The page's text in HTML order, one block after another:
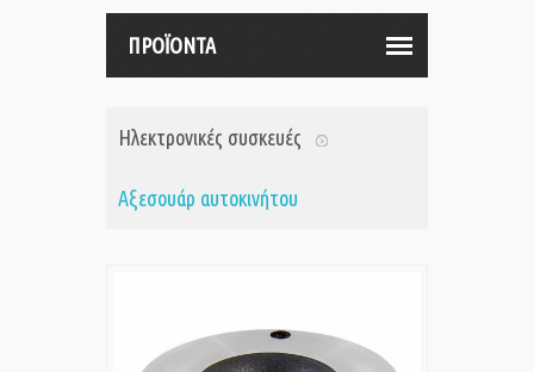
ΠΡΟΪΟΝΤΑ
Ηλεκτρονικές συσκευές
Αξεσουάρ αυτοκινήτου